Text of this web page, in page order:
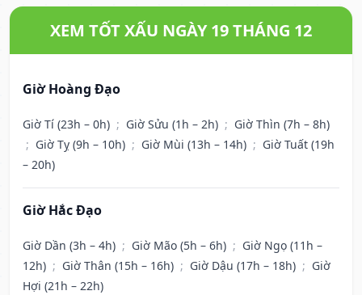
XEM TỐT XẤU NGÀY 19 THÁNG 12
Giờ Hoàng Đạo
Giờ Tí (23h – 0h) ; Giờ Sửu (1h – 2h) ; Giờ Thìn (7h – 8h)
; Giờ Tỵ (9h – 10h) ; Giờ Mùi (13h – 14h) ; Giờ Tuất (19h
– 20h)
Giờ Hắc Đạo
Giờ Dần (3h – 4h) ; Giờ Mão (5h – 6h) ; Giờ Ngọ (11h –
12h) ; Giờ Thân (15h – 16h) ; Giờ Dậu (17h – 18h) ; Giờ
Hợi (21h – 22h)